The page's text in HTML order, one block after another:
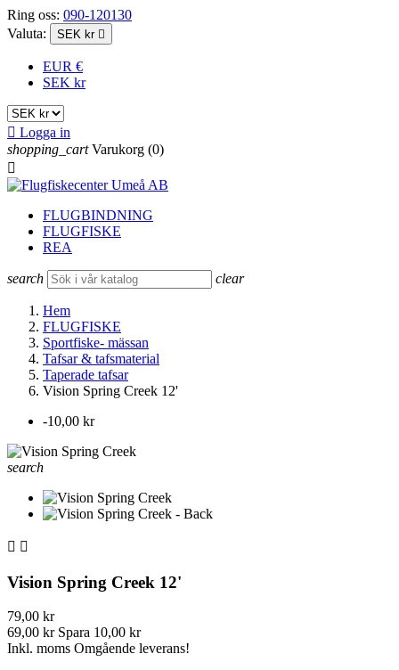
Ring oss: 090-120130
Valuta:
SEK kr 
EUR €
SEK kr
 Logga in
shopping_cart Varukorg (0)

FLUGBINDNING
FLUGFISKE
REA
search clear
Hem
FLUGFISKE
Sportfiske- mässan
Tafsar & tafsmaterial
Taperade tafsar
Vision Spring Creek 12'
-10,00 kr
search
 
Vision Spring Creek 12'
79,00 kr
69,00 kr Spara 10,00 kr
Inkl. moms Omgående leverans!